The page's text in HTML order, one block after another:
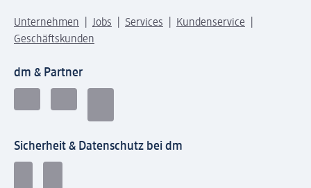
Unternehmen Jobs Services
Kundenservice
Geschäftskunden
dm & Partner
Sicherheit & Datenschutz bei dm